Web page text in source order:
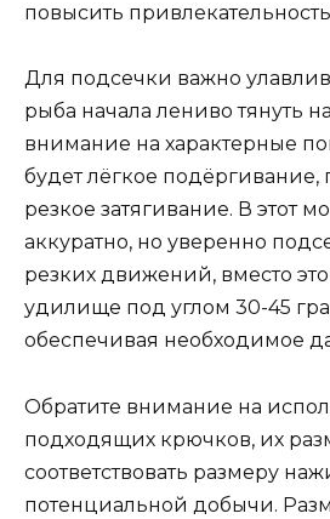
повысить
Для подсечки важно
рыба начала лениво тянуть
внимание на характерные
будет лёгкое подёргивание,
резкое затягивание. В этот
аккуратно, но уверенно
резких движений, вместо
удилище под углом 30-45
обеспечивая необходимое
Обратите внимание на
подходящих крючков, их
соответствовать размеру
потенциальной добычи.